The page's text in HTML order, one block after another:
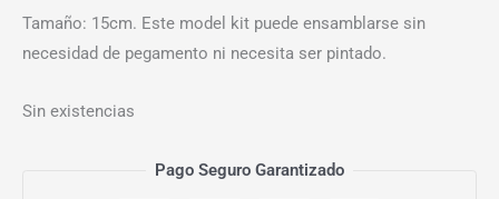
Tamaño: 15cm. Este model kit puede ensamblarse sin
necesidad de pegamento ni necesita ser pintado.
Sin existencias
Pago Seguro Garantizado